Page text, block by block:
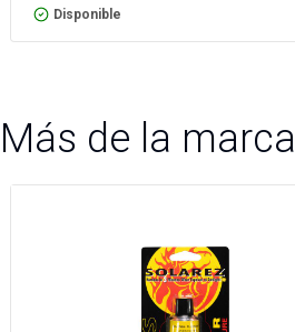
Disponible
Más de la marca